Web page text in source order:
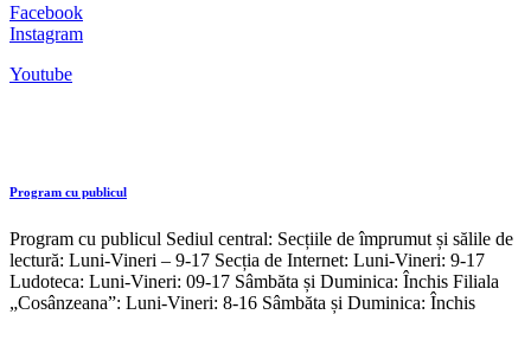
Facebook
Instagram
Youtube
Program cu publicul
Program cu publicul Sediul central: Secțiile de împrumut și sălile de
lectură: Luni-Vineri – 9-17 Secția de Internet: Luni-Vineri: 9-17
Ludoteca: Luni-Vineri: 09-17 Sâmbăta și Duminica: Închis Filiala
„Cosânzeana”: Luni-Vineri: 8-16 Sâmbăta și Duminica: Închis